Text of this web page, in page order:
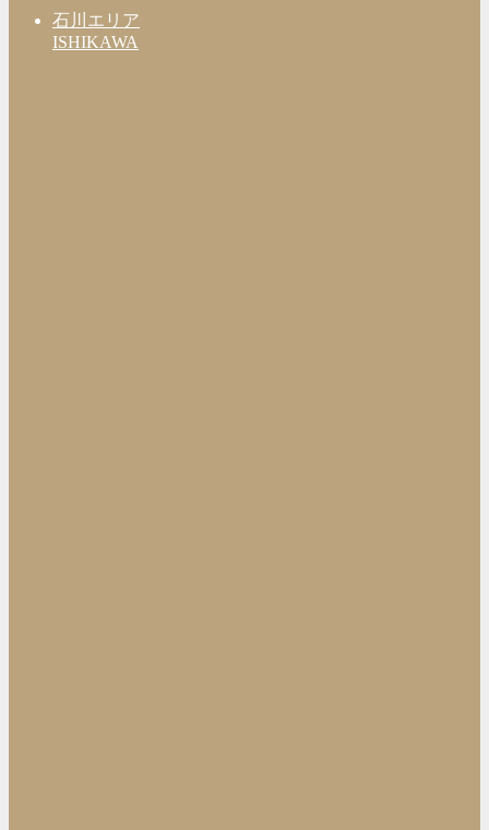
石川エリア
ISHIKAWA